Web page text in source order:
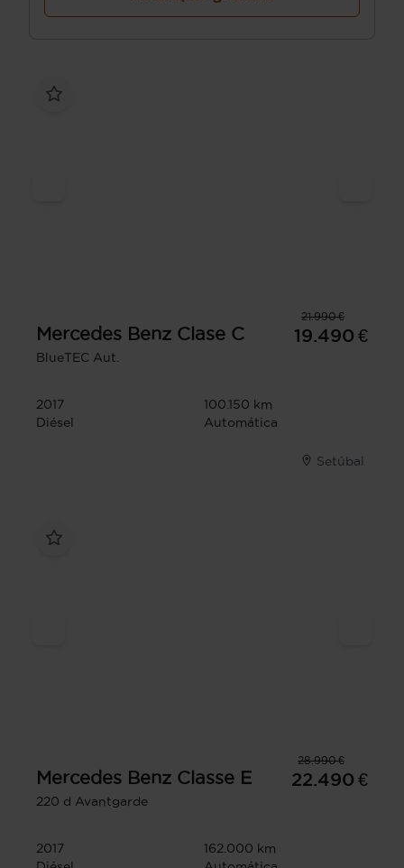
21.990 €
Mercedes Benz Clase C
BlueTEC Aut.
19.490 €
2017
100.150 km
Diésel
Automática
Setúbal
28.990 €
Mercedes Benz Classe E
220 d Avantgarde
22.490 €
2017
162.000 km